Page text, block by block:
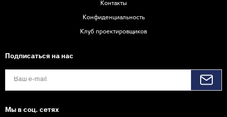
Контакты
Конфиденциальность
Клуб проектировщиков
Подписаться на нас
Мы в соц. сетях